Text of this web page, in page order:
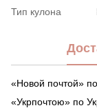
Тип кулона
«Новой почтой»
«Укрпочтою» по